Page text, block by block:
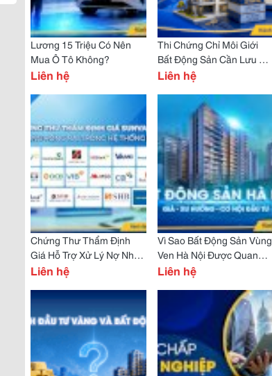
Lương 15 Triệu Có Nên
Mua Ô Tô Không?
Liên hệ
Thi Chứng Chỉ Môi Giới
Bất Động Sản Cần Lưu Ý
Gì?
Liên hệ
Chứng Thư Thẩm Định
Giá Hỗ Trợ Xử Lý Nợ Như
Thế Nào?
Liên hệ
Vì Sao Bất Động Sản Vùng
Ven Hà Nội Được Quan
Tâm?
Liên hệ